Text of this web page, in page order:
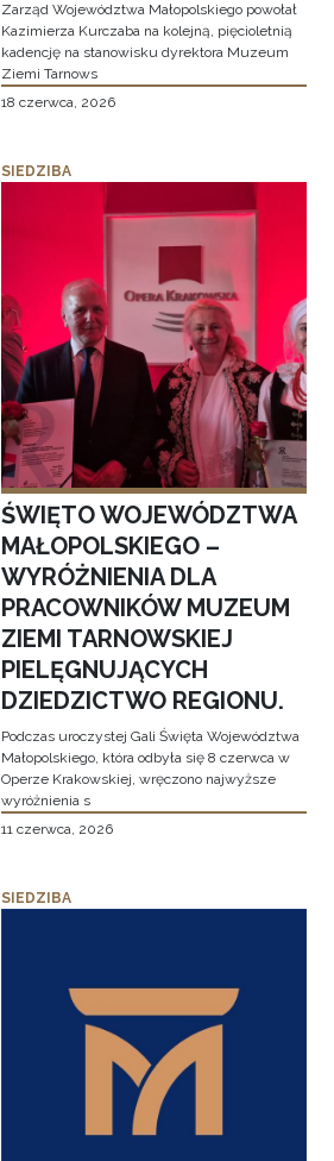
Zarząd Województwa Małopolskiego powołał
Kazimierza Kurczaba na kolejną, pięcioletnią
kadencję na stanowisku dyrektora Muzeum
Ziemi Tarnows
18 czerwca, 2026
SIEDZIBA
ŚWIĘTO WOJEWÓDZTWA
MAŁOPOLSKIEGO –
WYRÓŻNIENIA DLA
PRACOWNIKÓW MUZEUM
ZIEMI TARNOWSKIEJ
PIELĘGNUJĄCYCH
DZIEDZICTWO REGIONU.
Podczas uroczystej Gali Święta Województwa
Małopolskiego, która odbyła się 8 czerwca w
Operze Krakowskiej, wręczono najwyższe
wyróżnienia s
11 czerwca, 2026
SIEDZIBA